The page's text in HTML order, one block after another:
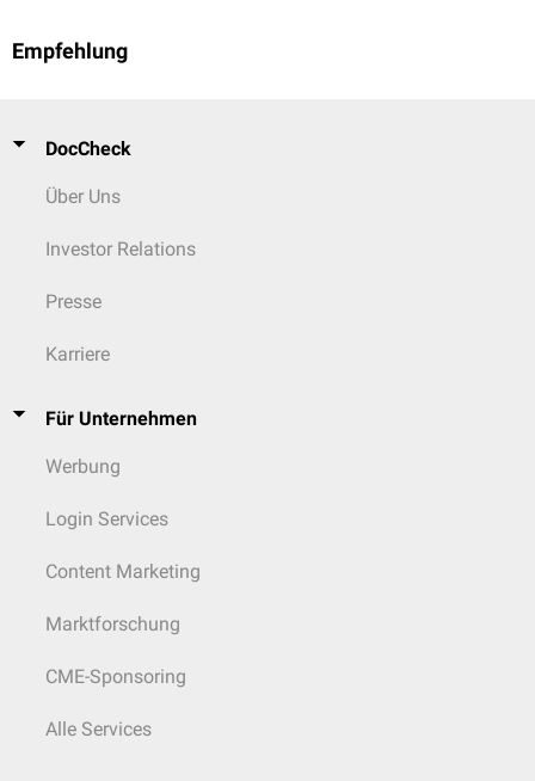
Empfehlung
DocCheck
Über Uns
Investor Relations
Presse
Karriere
Für Unternehmen
Werbung
Login Services
Content Marketing
Marktforschung
CME-Sponsoring
Alle Services